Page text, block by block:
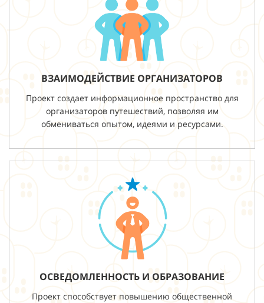
ВЗАИМОДЕЙСТВИЕ ОРГАНИЗАТОРОВ
Проект создает информационное пространство для
организаторов путешествий, позволяя им
обмениваться опытом, идеями и ресурсами.
ОСВЕДОМЛЕННОСТЬ И ОБРАЗОВАНИЕ
Проект способствует повышению общественной